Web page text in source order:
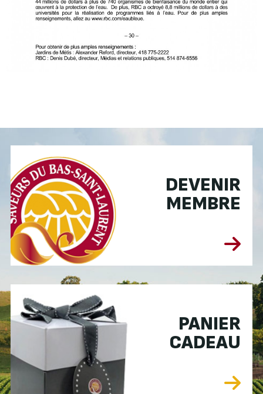
DEVENIR
MEMBRE
PANIER
CADEAU